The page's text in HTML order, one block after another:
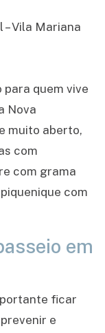
– Vila Mariana
para quem vive
Nova
muito aberto,
com
com grama
com
em
ficar
e